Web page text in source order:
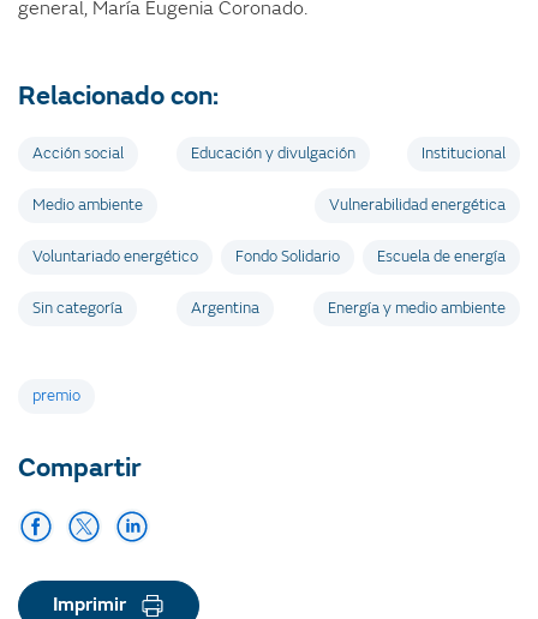
general, María Eugenia Coronado.
Relacionado con:
Acción social Educación y divulgación Institucional
Medio ambiente Vulnerabilidad energética
Voluntariado energético Fondo Solidario Escuela de energía
Sin categoría Argentina Energía y medio ambiente
Etiquetas
premio
Compartir
Imprimir